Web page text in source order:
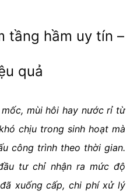
tầng hầm uy tín –
quả
mùi hôi hay nước rỉ từ
chịu trong sinh hoạt mà
công trình theo thời gian.
tư chỉ nhận ra mức độ
xuống cấp, chi phí xử lý